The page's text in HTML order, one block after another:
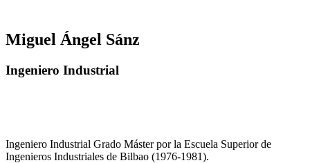
Miguel Ángel Sánz
Ingeniero Industrial
Ingeniero Industrial Grado Máster por la Escuela Superior de
Ingenieros Industriales de Bilbao (1976-1981).